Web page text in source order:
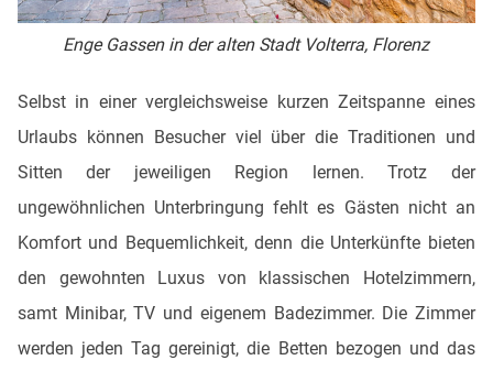
Enge Gassen in der alten Stadt Volterra, Florenz
Selbst in einer vergleichsweise kurzen Zeitspanne eines
Urlaubs können Besucher viel über die Traditionen und
Sitten der jeweiligen Region lernen. Trotz der
ungewöhnlichen Unterbringung fehlt es Gästen nicht an
Komfort und Bequemlichkeit, denn die Unterkünfte bieten
den gewohnten Luxus von klassischen Hotelzimmern,
samt Minibar, TV und eigenem Badezimmer. Die Zimmer
werden jeden Tag gereinigt, die Betten bezogen und das